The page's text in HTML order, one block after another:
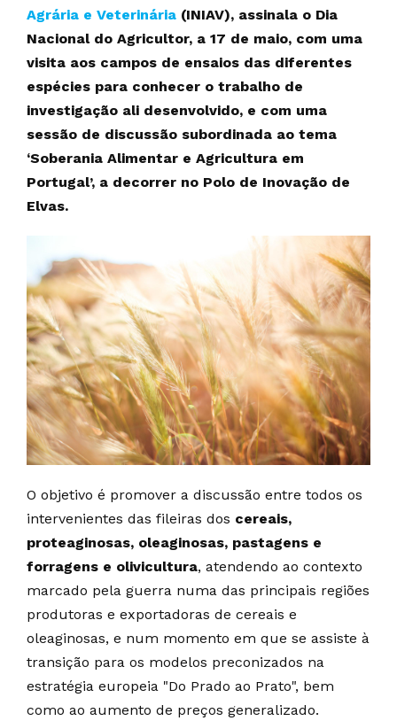
Agrária e Veterinária (INIAV), assinala o Dia
Nacional do Agricultor, a 17 de maio, com uma
visita aos campos de ensaios das diferentes
espécies para conhecer o trabalho de
investigação ali desenvolvido, e com uma
sessão de discussão subordinada ao tema
‘Soberania Alimentar e Agricultura em
Portugal’, a decorrer no Polo de Inovação de
Elvas.
O objetivo é promover a discussão entre todos os
intervenientes das fileiras dos cereais,
proteaginosas, oleaginosas, pastagens e
forragens e olivicultura, atendendo ao contexto
marcado pela guerra numa das principais regiões
produtoras e exportadoras de cereais e
oleaginosas, e num momento em que se assiste à
transição para os modelos preconizados na
estratégia europeia "Do Prado ao Prato", bem
como ao aumento de preços generalizado.